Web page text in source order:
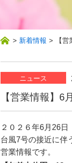
> 新着情報 > 【
ニュース
【営業情報】6
２０２６年6月26日
台風7号の接近に伴
営業情報です。